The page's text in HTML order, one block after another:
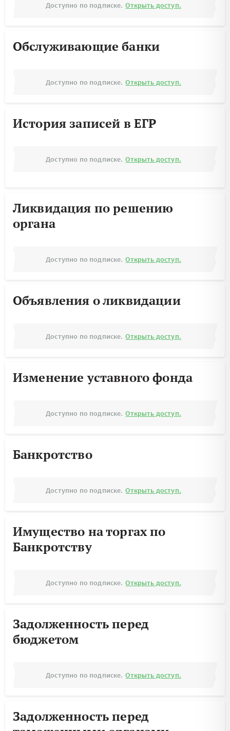
Доступно по подписке. Открыть доступ.
Обслуживающие банки
Доступно по подписке. Открыть доступ.
История записей в ЕГР
Доступно по подписке. Открыть доступ.
Ликвидация по решению
органа
Доступно по подписке. Открыть доступ.
Объявления о ликвидации
Доступно по подписке. Открыть доступ.
Изменение уставного фонда
Доступно по подписке. Открыть доступ.
Банкротство
Доступно по подписке. Открыть доступ.
Имущество на торгах по
Банкротству
Доступно по подписке. Открыть доступ.
Задолженность перед
бюджетом
Доступно по подписке. Открыть доступ.
Задолженность перед